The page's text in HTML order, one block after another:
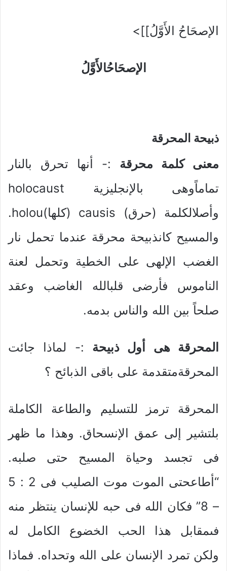
الإصحَاحُ الأَوَّلُ]]>
الإصحَاحُالأَوَّلُ
ذبيحة المحرقة
معنى كلمة محرقة :- أنها تحرق بالنار
تماماًوهى بالإنجليزية holocaust
وأصلالكلمة (حرق) causis (كلها)holou.
والمسيح كانذبيحة محرقة عندما تحمل نار
الغضب الإلهى على الخطية وتحمل لعنة
الناموس فأرضى قلبالله الغاضب وعقد
صلحاً بين الله والناس بدمه.
المحرقة هى أول ذبيحة :- لماذا جائت
المحرقةمتقدمة على باقى الذبائح ؟
المحرقة ترمز للتسليم والطاعة الكاملة
بلتشير إلى عمق الإنسحاق. وهذا ما ظهر
فى تجسد وحياة المسيح حتى صلبه.
“أطاعحتى الموت موت الصليب فى 2 : 5
– 8” فكان الله فى حبه للإنسان ينتظر منه
فىمقابل هذا الحب الخضوع الكامل له
ولكن تمرد الإنسان على الله وتحداه. فماذا